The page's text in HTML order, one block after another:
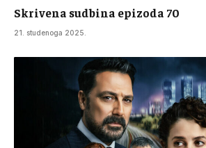
Skrivena sudbina epizoda 70
21. studenoga 2025.